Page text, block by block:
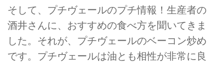
そして、プチヴェールのプチ情報！生産者の
酒井さんに、おすすめの食べ方を聞いてきま
した。それが、プチヴェールのベーコン炒め
です。プチヴェールは油とも相性が非常に良